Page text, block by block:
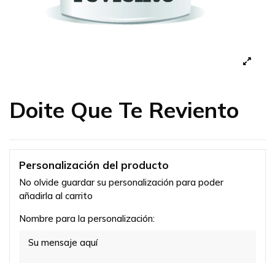
Doite Que Te Reviento
Personalización del producto
No olvide guardar su personalización para poder
añadirla al carrito
Nombre para la personalización: